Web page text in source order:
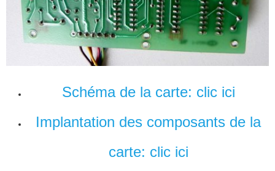
Schéma de la carte: clic ici
Implantation des composants de la
carte: clic ici